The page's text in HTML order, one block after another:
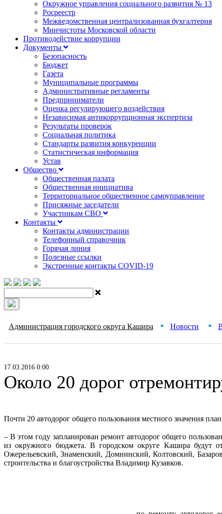
Окружное управления социального развития № 13
Росреестр
Межведомственная централизованная бухгалтерия
Минчистоты Московской области
Противодействие коррупции
Документы
Безопасность
Бюджет
Газета
Муниципальные программы
Административные регламенты
Предприниматели
Оценка регулирующего воздействия
Независимая антикоррупционная экспертиза
Результаты проверок
Социальная политика
Стандарты развития конкуренции
Статистическая информация
Устав
Общество
Общественная палата
Общественная инициатива
Территориальное общественное самоуправление
Присяжные заседатели
Участникам СВО
Контакты
Контакты администрации
Телефонный справочник
Горячая линия
Полезные ссылки
Экстренные контакты COVID-19
Администрация городского округа Кашира ■ Новости ■
17.03.2016 0:00
Около 20 дорог
Почти 20 автодорог общего пользования местного значения
– В этом году запланирован ремонт автодорогобщего
из окружного бюджета. В городском округе Кашира будут
Ожерельевский, Знаменский, Домнинский, Колтовский,
строительства и благоустройства Владимир Кузавков.